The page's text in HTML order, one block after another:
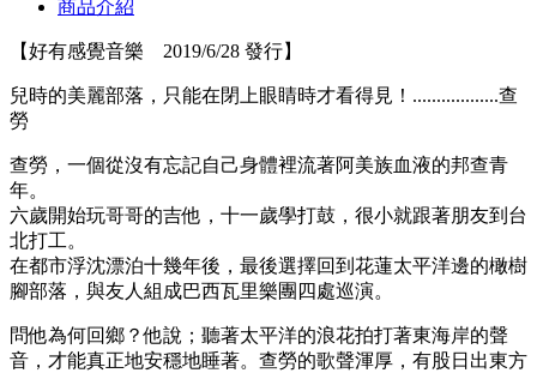
商品介紹
【好有感覺音樂 2019/6/28 發行】
兒時的美麗部落，只能在閉上眼睛時才看得見！..................查
勞
查勞，一個從沒有忘記自己身體裡流著阿美族血液的邦查青
年。
六歲開始玩哥哥的吉他，十一歲學打鼓，很小就跟著朋友到台
北打工。
在都市浮沈漂泊十幾年後，最後選擇回到花蓮太平洋邊的橄樹
腳部落，與友人組成巴西瓦里樂團四處巡演。
問他為何回鄉？他說；聽著太平洋的浪花拍打著東海岸的聲
音，才能真正地安穩地睡著。查勞的歌聲渾厚，有股日出東方